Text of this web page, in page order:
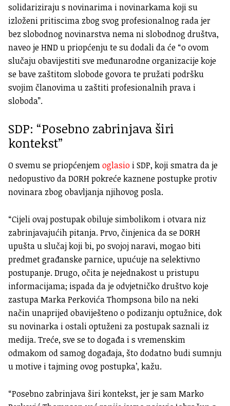
solidariziraju s novinarima i novinarkama koji su
izloženi pritiscima zbog svog profesionalnog rada jer
bez slobodnog novinarstva nema ni slobodnog društva,
naveo je HND u priopćenju te su dodali da će “o ovom
slučaju obavijestiti sve međunarodne organizacije koje
se bave zaštitom slobode govora te pružati podršku
svojim članovima u zaštiti profesionalnih prava i
sloboda”.
SDP: “Posebno zabrinjava širi
kontekst”
O svemu se priopćenjemoglasio i SDP, koji smatra da je
nedopustivo da DORH pokreće kaznene postupke protiv
novinara zbog obavljanja njihovog posla.
“Cijeli ovaj postupak obiluje simbolikom i otvara niz
zabrinjavajućih pitanja. Prvo, činjenica da se DORH
upušta u slučaj koji bi, po svojoj naravi, mogao biti
predmet građanske parnice, upućuje na selektivno
postupanje. Drugo, očita je nejednakost u pristupu
informacijama; ispada da je odvjetničko društvo koje
zastupa Marka Perkovića Thompsona bilo na neki
način unaprijed obaviješteno o podizanju optužnice, dok
su novinarka i ostali optuženi za postupak saznali iz
medija. Treće, sve se to događa i s vremenskim
odmakom od samog događaja, što dodatno budi sumnju
u motive i tajming ovog postupka’, kažu.
“Posebno zabrinjava širi kontekst, jer je sam Marko